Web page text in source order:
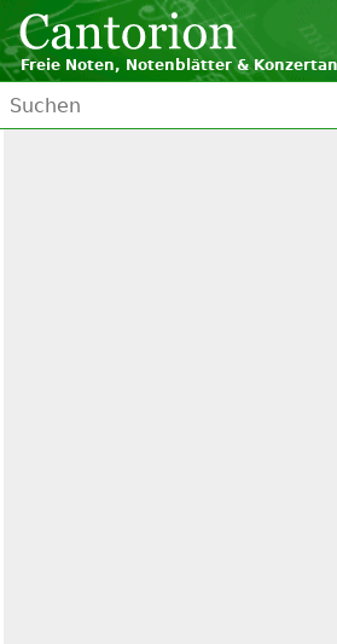
Freie Noten, Notenblätter &